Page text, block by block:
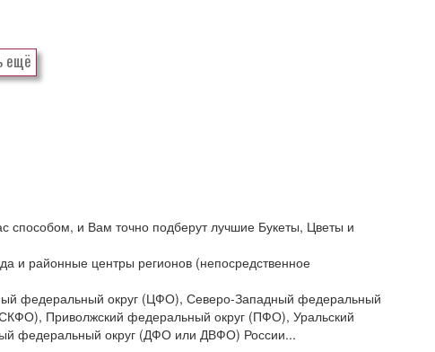
ещё
способом, и Вам точно подберут лучшие Букеты, Цветы и
и районные центры регионов (непосредственное
федеральный округ (ЦФО), Северо-Западный федеральный
Приволжский федеральный округ (ПФО), Уральский
федеральный округ (ДФО или ДВФО) России...